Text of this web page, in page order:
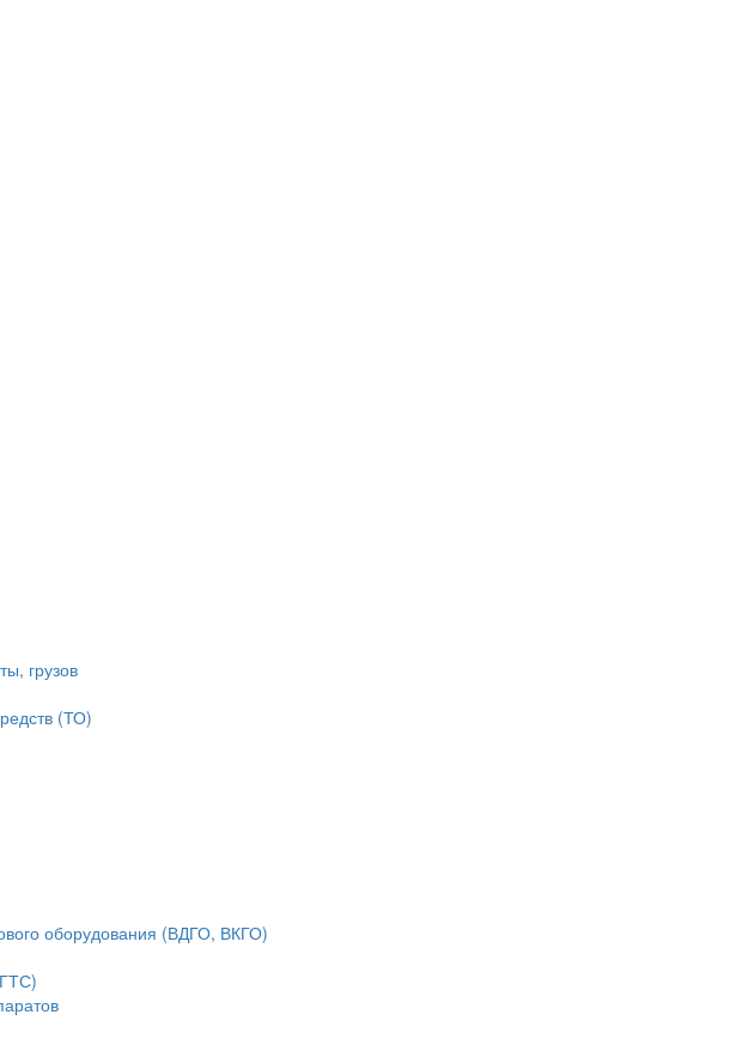
грузов
(ТО)
оборудования (ВДГО, ВКГО)